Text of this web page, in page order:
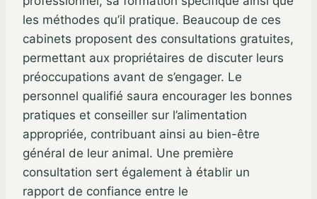
les méthodes qu’il pratique. Beaucoup de ces
cabinets proposent des consultations gratuites,
permettant aux propriétaires de discuter leurs
préoccupations avant de s’engager. Le
personnel qualifié saura encourager les bonnes
pratiques et conseiller sur l’alimentation
appropriée, contribuant ainsi au bien-être
général de leur animal. Une première
consultation sert également à établir un
rapport de confiance entre le